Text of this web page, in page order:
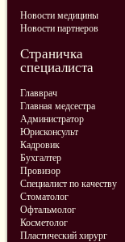
Новости медицины
Новости партнеров
Страничка
специалиста
Главврач
Главная медсестра
Администратор
Юрисконсульт
Кадровик
Бухгалтер
Провизор
Специалист по качеству
Стоматолог
Офтальмолог
Косметолог
Пластический хирург